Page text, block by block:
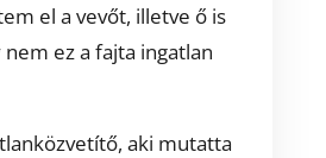
el a vevőt, illetve ő is
ez a fajta ingatlan
aki mutatta